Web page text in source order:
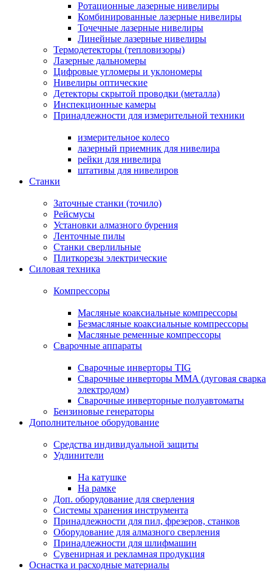
Ротационные лазерные нивелиры
Комбинированные лазерные нивелиры
Точечные лазерные нивелиры
Линейные лазерные нивелиры
Термодетекторы (тепловизоры)
Лазерные дальномеры
Цифровые угломеры и уклономеры
Нивелиры оптические
Детекторы скрытой проводки (металла)
Инспекционные камеры
Принадлежности для измерительной техники
измерительное колесо
лазерный приемник для нивелира
рейки для нивелира
штативы для нивелиров
Станки
Заточные станки (точило)
Рейсмусы
Установки алмазного бурения
Ленточные пилы
Станки сверлильные
Плиткорезы электрические
Силовая техника
Компрессоры
Масляные коаксиальные компрессоры
Безмасляные коаксиальные компрессоры
Масляные ременные компрессоры
Сварочные аппараты
Сварочные инверторы TIG
Сварочные инверторы MMA (дуговая сварка
электродом)
Сварочные инверторные полуавтоматы
Бензиновые генераторы
Дополнительное оборудование
Средства индивидуальной защиты
Удлинители
На катушке
На рамке
Доп. оборудование для сверления
Системы хранения инструмента
Принадлежности для пил, фрезеров, станков
Оборудование для алмазного сверления
Принадлежности для шлифмашин
Сувенирная и рекламная продукция
Оснастка и расходные материалы